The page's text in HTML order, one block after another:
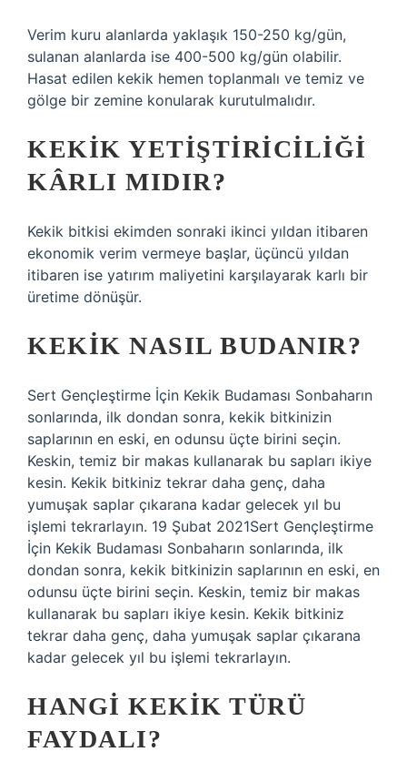
Verim kuru alanlarda yaklaşık 150-250 kg/gün,
sulanan alanlarda ise 400-500 kg/gün olabilir.
Hasat edilen kekik hemen toplanmalı ve temiz ve
gölge bir zemine konularak kurutulmalıdır.
KEKIK YETIŞTIRICILIĞI
KÂRLI MIDIR?
Kekik bitkisi ekimden sonraki ikinci yıldan itibaren
ekonomik verim vermeye başlar, üçüncü yıldan
itibaren ise yatırım maliyetini karşılayarak karlı bir
üretime dönüşür.
KEKIK NASIL BUDANIR?
Sert Gençleştirme İçin Kekik Budaması Sonbaharın
sonlarında, ilk dondan sonra, kekik bitkinizin
saplarının en eski, en odunsu üçte birini seçin.
Keskin, temiz bir makas kullanarak bu sapları ikiye
kesin. Kekik bitkiniz tekrar daha genç, daha
yumuşak saplar çıkarana kadar gelecek yıl bu
işlemi tekrarlayın. 19 Şubat 2021Sert Gençleştirme
İçin Kekik Budaması Sonbaharın sonlarında, ilk
dondan sonra, kekik bitkinizin saplarının en eski, en
odunsu üçte birini seçin. Keskin, temiz bir makas
kullanarak bu sapları ikiye kesin. Kekik bitkiniz
tekrar daha genç, daha yumuşak saplar çıkarana
kadar gelecek yıl bu işlemi tekrarlayın.
HANGI KEKIK TÜRÜ
FAYDALI?